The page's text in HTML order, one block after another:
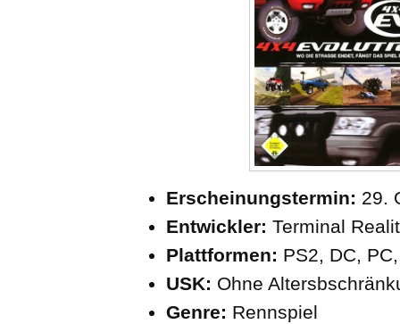
Erscheinungstermin: 29.
Entwickler: Terminal
Plattformen: PS2, DC,
USK: Ohne
Genre: Rennspiel